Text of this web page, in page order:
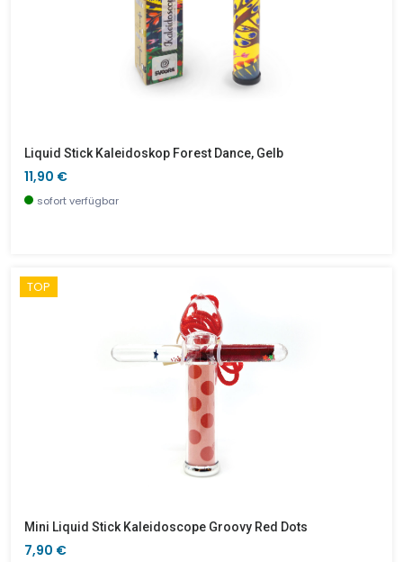
Liquid Stick Kaleidoskop Forest Dance, Gelb
11,90 €
sofort verfügbar
TOP
Mini Liquid Stick Kaleidoscope Groovy Red Dots
7,90 €